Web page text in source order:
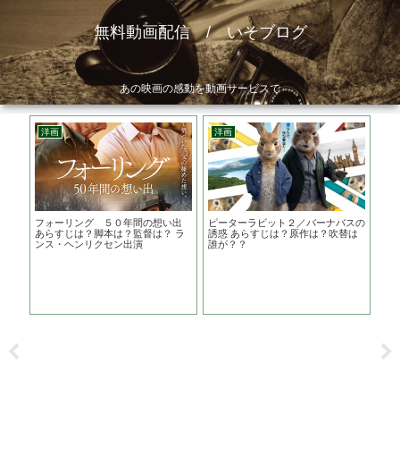
無料動画配信 / いそブログ
あの映画の感動を動画サービスで
洋画
フォーリング ５０年間の想い出
あらすじは？脚本は？監督は？ ラ
ンス・ヘンリクセン出演
洋画
ピーターラビット２／バーナバスの
誘惑 あらすじは？原作は？吹替は
誰が？？